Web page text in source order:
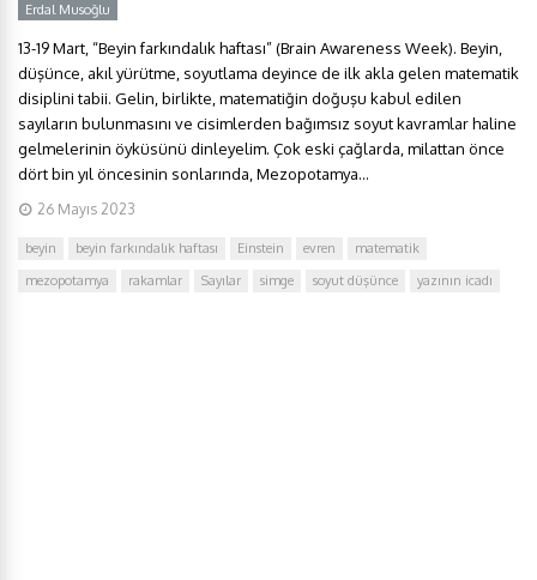
Erdal Musoğlu
13-19 Mart, “Beyin farkındalık haftası” (Brain Awareness Week). Beyin,
düşünce, akıl yürütme, soyutlama deyince de ilk akla gelen matematik
disiplini tabii. Gelin, birlikte, matematiğin doğuşu kabul edilen
sayıların bulunmasını ve cisimlerden bağımsız soyut kavramlar haline
gelmelerinin öyküsünü dinleyelim. Çok eski çağlarda, milattan önce
dört bin yıl öncesinin sonlarında, Mezopotamya...
26 Mayıs 2023
beyin beyin farkındalık haftası Einstein evren
matematik
mezopotamya
rakamlar Sayılar simge soyut düşünce yazının icadı